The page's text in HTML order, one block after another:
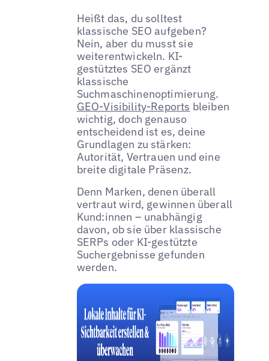
Heißt das, du solltest
klassische SEO aufgeben?
Nein, aber du musst sie
weiterentwickeln. KI-
gestütztes SEO ergänzt
klassische
Suchmaschinenoptimierung.
GEO-Visibility-Reports bleiben
wichtig, doch genauso
entscheidend ist es, deine
Grundlagen zu stärken:
Autorität, Vertrauen und eine
breite digitale Präsenz.
Denn Marken, denen überall
vertraut wird, gewinnen überall
Kund:innen – unabhängig
davon, ob sie über klassische
SERPs oder KI-gestützte
Suchergebnisse gefunden
werden.